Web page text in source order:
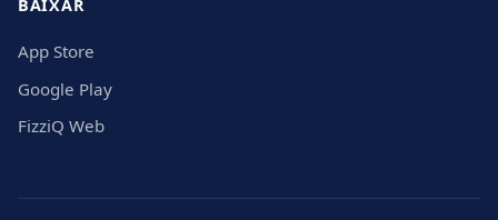
BAIXAR
App Store
Google Play
FizziQ Web